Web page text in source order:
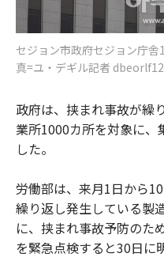
セジョン市政府セジョン庁
真=ユ・デギル記者
政府は、挟まれ事故が繰
業所1000カ所を対象に
した。
労働部は、来月1日から
繰り返し発生している製
に、挟まれ事故予防のた
を緊急点検すると30日に